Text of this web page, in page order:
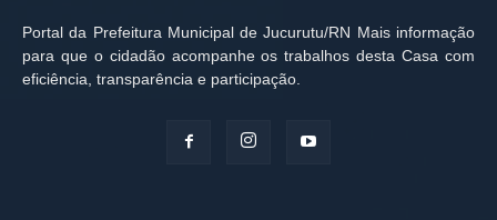
Portal da Prefeitura Municipal de Jucurutu/RN Mais informação
para que o cidadão acompanhe os trabalhos desta Casa com
eficiência, transparência e participação.